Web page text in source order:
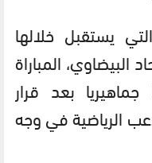
يستقبل خلالها
البيضاوي، المباراة
بعد قرار
الرياضية في وجه